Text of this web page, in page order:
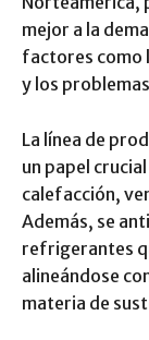
mejor a la
factores como
y los
La línea de
un papel
calefacción,
Además, se
refrigerantes
alineándose
materia de